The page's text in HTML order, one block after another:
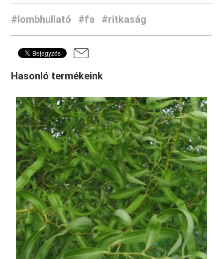
#lombhullató #fa #ritkaság
Hasonló termékeink